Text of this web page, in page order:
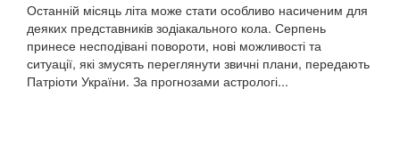
Останній місяць літа може стати особливо насиченим для
деяких представників зодіакального кола. Серпень
принесе несподівані повороти, нові можливості та
ситуації, які змусять переглянути звичні плани, передають
Патріоти України. За прогнозами астрологі...